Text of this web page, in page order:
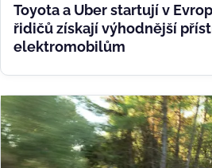
Toyota a Uber startují v
řidičů získají výhodnější
elektromobilům